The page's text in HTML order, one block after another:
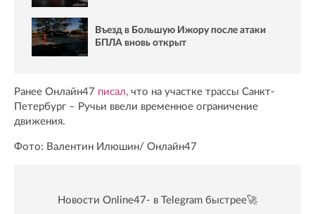
Въезд в Большую Ижору после атаки
БПЛА вновь открыт
Ранее Онлайн47 писал, что на участке трассы Санкт-
Петербург – Ручьи ввели временное ограничение
движения.
Фото: Валентин Илюшин/ Онлайн47
Новости Online47- в Telegram быстрее🚀